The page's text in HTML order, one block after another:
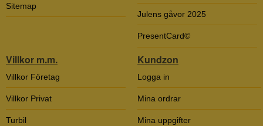
Sitemap
Julens gåvor 2025
PresentCard©
Villkor m.m.
Villkor Företag
Villkor Privat
Turbil
Kundzon
Logga in
Mina ordrar
Mina uppgifter